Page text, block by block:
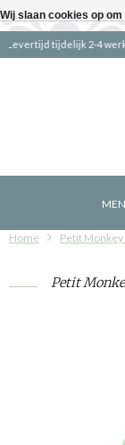
Home Petit
Petit
Wij slaan cookies op